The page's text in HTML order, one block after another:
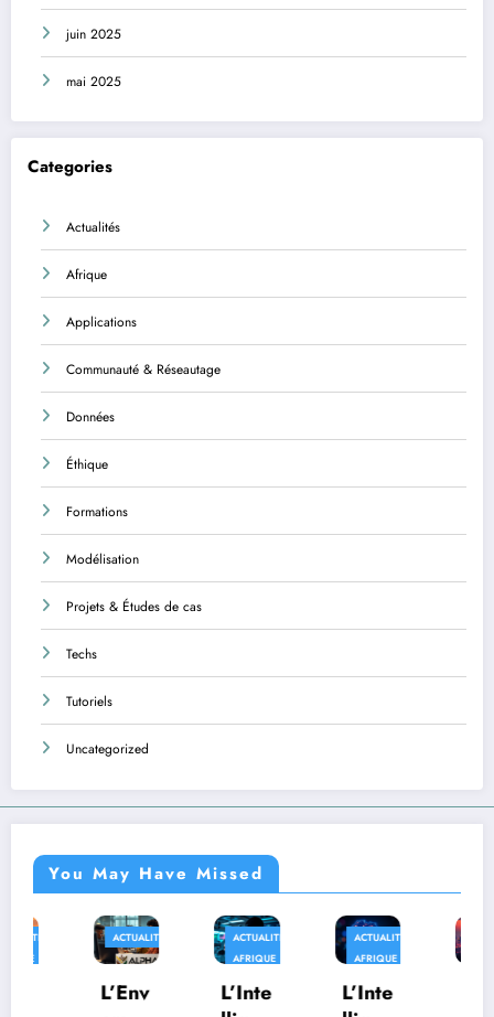
juin 2025
mai 2025
Categories
Actualités
Afrique
Applications
Communauté & Réseautage
Données
Éthique
Formations
Modélisation
Projets & Études de cas
Techs
Tutoriels
Uncategorized
You May Have Missed
ACTUALITÉS
ACTUALITÉS
AFRIQUE
L’Inte
ACTUALITÉS
L’Inte
AFRIQUE
Au-